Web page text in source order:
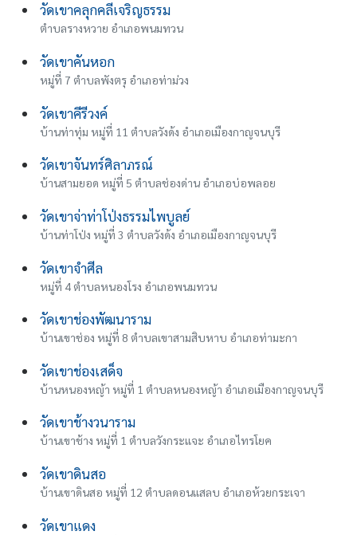
วัดเขาคลุกคลีเจริญธรรม
ตำบลรางหวาย อำเภอพนมทวน
วัดเขาคันหอก
หมู่ที่ 7 ตำบลพังตรุ อำเภอท่าม่วง
วัดเขาคีรีวงค์
บ้านท่าทุ่ม หมู่ที่ 11 ตำบลวังด้ง อำเภอเมืองกาญจนบุรี
วัดเขาจันทร์ศิลาภรณ์
บ้านสามยอด หมู่ที่ 5 ตำบลช่องด่าน อำเภอบ่อพลอย
วัดเขาจ่าท่าโป่งธรรมไพบูลย์
บ้านท่าโป่ง หมู่ที่ 3 ตำบลวังด้ง อำเภอเมืองกาญจนบุรี
วัดเขาจำศีล
หมู่ที่ 4 ตำบลหนองโรง อำเภอพนมทวน
วัดเขาช่องพัฒนาราม
บ้านเขาช่อง หมู่ที่ 8 ตำบลเขาสามสิบหาบ อำเภอท่ามะกา
วัดเขาช่องเสด็จ
บ้านหนองหญ้า หมู่ที่ 1 ตำบลหนองหญ้า อำเภอเมืองกาญจนบุรี
วัดเขาช้างวนาราม
บ้านเขาช้าง หมู่ที่ 1 ตำบลวังกระแจะ อำเภอไทรโยค
วัดเขาดินสอ
บ้านเขาดินสอ หมู่ที่ 12 ตำบลดอนแสลบ อำเภอห้วยกระเจา
วัดเขาแดง